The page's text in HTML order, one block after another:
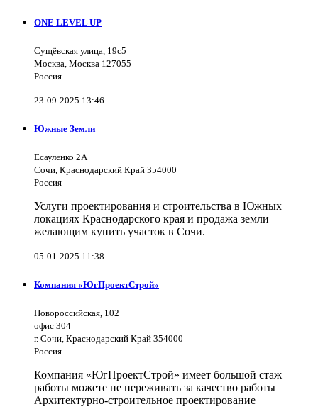
ONE LEVEL UP
Сущёвская улица, 19с5
Москва, Москва 127055
Россия
23-09-2025 13:46
Южные Земли
Есауленко 2А
Сочи, Краснодарский Край 354000
Россия
Услуги проектирования и строительства в Южных
локациях Краснодарского края и продажа земли
желающим купить участок в Сочи.
05-01-2025 11:38
Компания «ЮгПроектСтрой»
Новороссийская, 102
офис 304
г. Сочи, Краснодарский Край 354000
Россия
Компания «ЮгПроектСтрой» имеет большой стаж
работы можете не переживать за качество работы
Архитектурно-строительное проектирование